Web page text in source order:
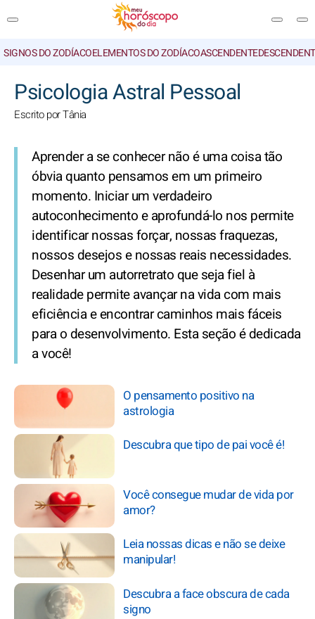
SIGNOS DO ZODÍACOELEMENTOS DO ZODÍACOASCENDENTE
Psicologia Astral Pessoal
Escrito por Tânia
Aprender a se conhecer não é uma coisa tão
óbvia quanto pensamos em um primeiro
momento. Iniciar um verdadeiro
autoconhecimento e aprofundá-lo nos permite
identificar nossas forçar, nossas fraquezas,
nossos desejos e nossas reais necessidades.
Desenhar um autorretrato que seja fiel à
realidade permite avançar na vida com mais
eficiência e encontrar caminhos mais fáceis
para o desenvolvimento. Esta seção é dedicada
a você!
O pensamento positivo na
astrologia
Descubra que tipo de pai você é!
Você consegue mudar de vida por
amor?
Leia nossas dicas e não se deixe
manipular!
Descubra a face obscura de cada
signo